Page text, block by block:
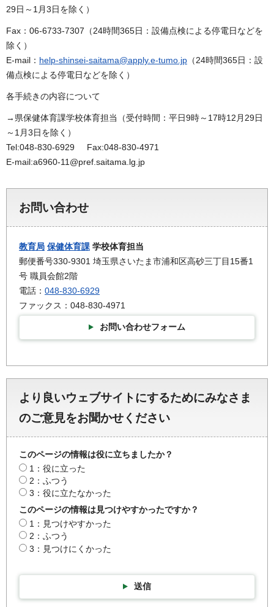
29日～1月3日を除く）
Fax：06-6733-7307（24時間365日：設備点検による停電日などを
除く）
E-mail： help-shinsei-saitama@apply.e-tumo.jp （24時間365日：設
備点検による停電日などを除く）
各手続きの内容について
→県保健体育課学校体育担当（受付時間：平日9時～17時12月29日
～1月3日を除く）
Tel:048-830-6929 Fax:048-830-4971
E-mail:a6960-11@pref.saitama.lg.jp
お問い合わせ
教育局 保健体育課 学校体育担当
郵便番号330-9301 埼玉県さいたま市浦和区高砂三丁目15番1
号 職員会館2階
電話： 048-830-6929
ファックス：048-830-4971
お問い合わせフォーム
より良いウェブサイトにするためにみなさま
のご意見をお聞かせください
このページの情報は役に立ちましたか？
1：役に立った
2：ふつう
3：役に立たなかった
このページの情報は見つけやすかったですか？
1：見つけやすかった
2：ふつう
3：見つけにくかった
送信